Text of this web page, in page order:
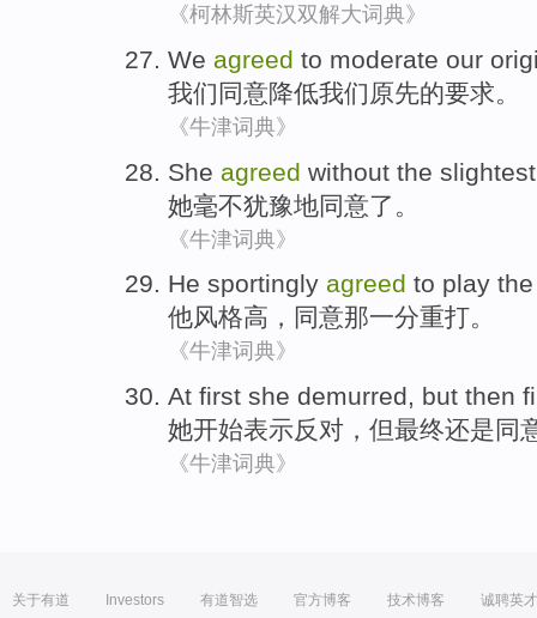
《柯林斯英汉双解大词典》
We agreed to moderate our
我们 同意降低我们 原先的要求。
《牛津词典》
She agreed without the
她毫不犹豫地同意了 。
《牛津词典》
He sportingly agreed to play the
他风格高， 同意那一分重打。
《牛津词典》
At first she demurred, but then
她开始表示反对 ， 但最终还是同
《牛津词典》
关于有道 Investors 有道智选 官方博客 技术博客 诚聘英才